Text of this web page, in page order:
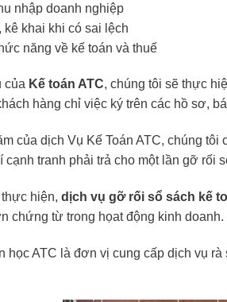
nhập doanh nghiệp
khai khi có sai lệch
năng về kế toán và thuế
của Kế toán ATC, chúng tôi sẽ thực
hàng chỉ việc ký trên các hồ sơ,
của dịch Vụ Kế Toán ATC, chúng tôi
tranh phải trả cho một lần gỡ rối
hiện, dịch vụ gỡ rối sổ sách kế
chứng từ trong họat động kinh doanh.
học ATC là đơn vị cung cấp dịch vụ